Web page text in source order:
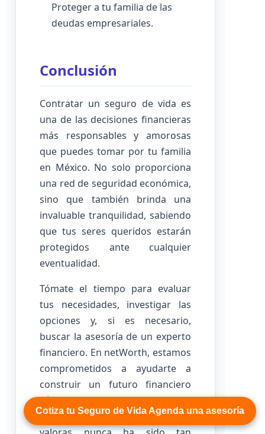
Cotiza tu Seguro de Vida Agenda una asesoría
Proteger a tu familia de las
deudas empresariales.
Conclusión
Contratar un seguro de vida es
una de las decisiones financieras
más responsables y amorosas
que puedes tomar por tu familia
en México. No solo proporciona
una red de seguridad económica,
sino que también brinda una
invaluable tranquilidad, sabiendo
que tus seres queridos estarán
protegidos ante cualquier
eventualidad.
Tómate el tiempo para evaluar
tus necesidades, investigar las
opciones y, si es necesario,
buscar la asesoría de un experto
financiero. En netWorth, estamos
comprometidos a ayudarte a
construir un futuro financiero
sólido y seguro para ti y tu
familia. Proteger lo que más